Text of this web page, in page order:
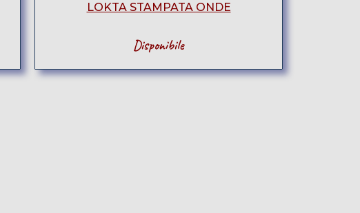
LOKTA STAMPATA ONDE
Disponibile